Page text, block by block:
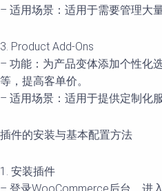
– 适用场景：适用于需要管理大
3. Product Add-Ons
– 功能：为产品变体添加个性化
等，提高客单价。
– 适用场景：适用于提供定制化
插件的安装与基本配置方法
1. 安装插件
– 登录WooCommerce后台，进